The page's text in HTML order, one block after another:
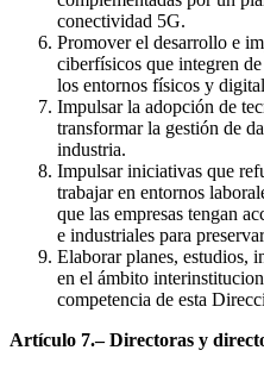
conectividad 5G.
Promover el desarrollo e
ciberfísicos que integren
los entornos físicos y
Impulsar la adopción de
transformar la gestión de
industria.
Impulsar iniciativas que
trabajar en entornos
que las empresas tengan
e industriales para
Elaborar planes, estudios,
en el ámbito
competencia de esta
Artículo 7.– Directoras y